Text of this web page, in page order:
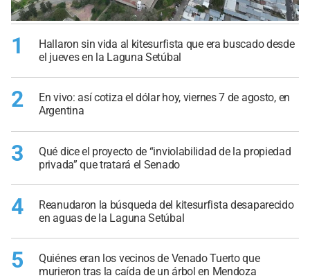
1
Hallaron sin vida al kitesurfista que era buscado desde
el jueves en la Laguna Setúbal
2
En vivo: así cotiza el dólar hoy, viernes 7 de agosto, en
Argentina
3
Qué dice el proyecto de “inviolabilidad de la propiedad
privada” que tratará el Senado
4
Reanudaron la búsqueda del kitesurfista desaparecido
en aguas de la Laguna Setúbal
5
Quiénes eran los vecinos de Venado Tuerto que
murieron tras la caída de un árbol en Mendoza